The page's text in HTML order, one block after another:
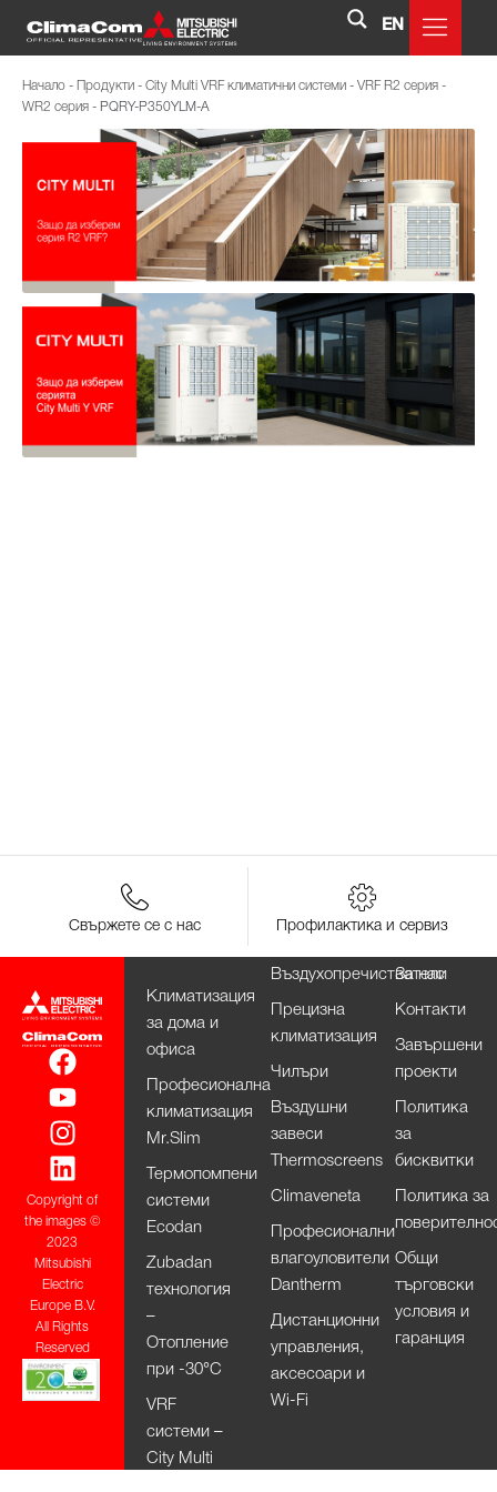
EN
Начало - Продукти - City Multi VRF климатични системи - VRF R2 серия -
WR2 серия - PQRY-P350YLM-A
Свържете се с нас Профилактика и сервиз
Copyright of
the images ©
2023
Mitsubishi
Electric
Europe B.V.
All Rights
Reserved
Климатизация
за дома и
офиса
Професионална
климатизация
Mr.Slim
Термопомпени
системи
Ecodan
Zubadan
технология
–
Отопление
при -30°С
VRF
системи –
City Multi
Въздухопречистватели
Прецизна
климатизация
Чилъри
Въздушни
завеси
Thermoscreens
Climaveneta
Професионални
влагоуловители
Dantherm
Дистанционни
управления,
аксесоари и
Wi-Fi
За нас
Контакти
Завършени
проекти
Политика
за
бисквитки
Политика за
Общи
търговски
условия и
гаранция